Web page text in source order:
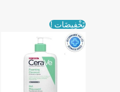
تَخْفِيضَات !